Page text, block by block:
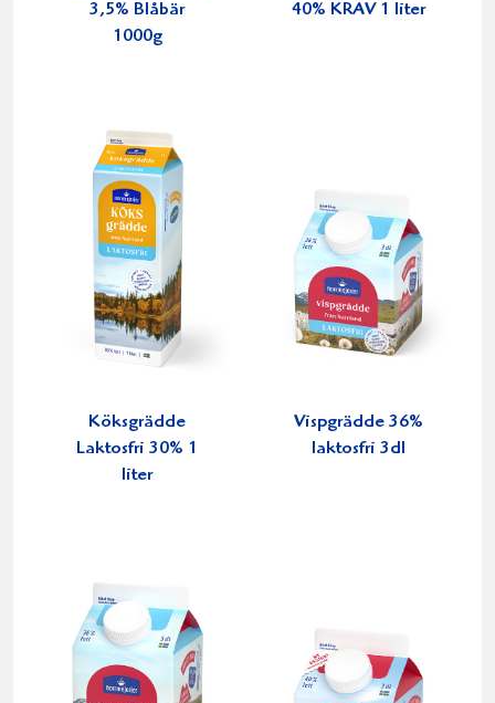
3,5% Blåbär
1000g
40% KRAV 1 liter
Köksgrädde
Laktosfri 30% 1
liter
Vispgrädde 36%
laktosfri 3dl